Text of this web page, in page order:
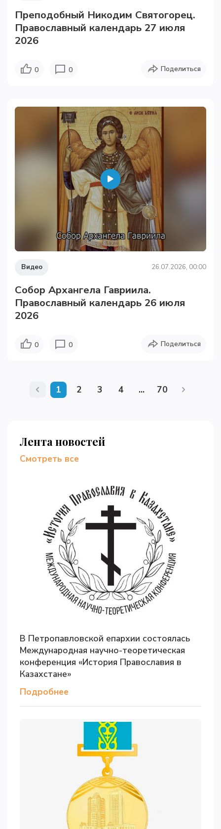
Пре­по­доб­ный Ни­ко­дим Свя­то­го­рец.
Православный календарь 27 июля
2026
0 0 Поделиться
Видео 26.07.2026, 00:00
Собор Архангела Гавриила.
Православный календарь 26 июля
2026
0 0 Поделиться
1 2 3 4 ... 70
Лента новостей
Смотреть все
В Петропавловской епархии состоялась
Международная научно-теоретическая
конференция «История Православия в
Казахстане»
Подробнее